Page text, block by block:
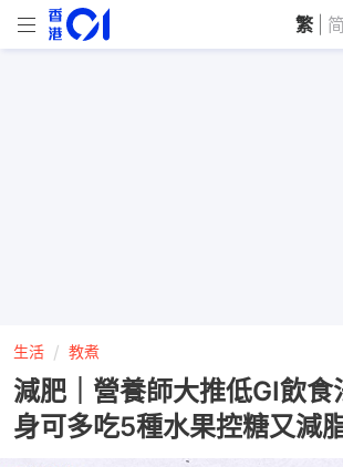
繁 简
生活 教煮
減肥｜營養師大推低GI飲
身可多吃5種水果控糖又減